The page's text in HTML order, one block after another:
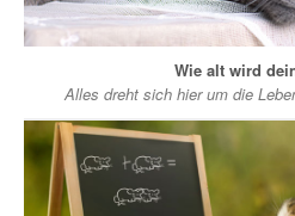
Wie alt wird
Alles dreht sich hier um die